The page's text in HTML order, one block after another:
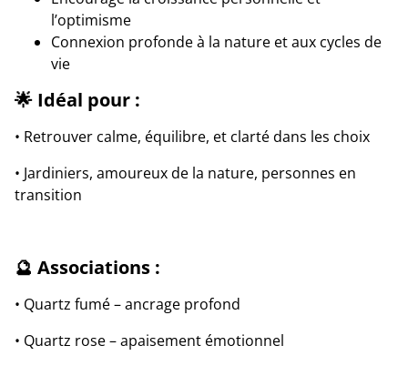
l’optimisme
Connexion profonde à la nature et aux cycles de
vie
🌟 Idéal pour :
• Retrouver calme, équilibre, et clarté dans les choix
• Jardiniers, amoureux de la nature, personnes en
transition
🔮 Associations :
• Quartz fumé – ancrage profond
• Quartz rose – apaisement émotionnel